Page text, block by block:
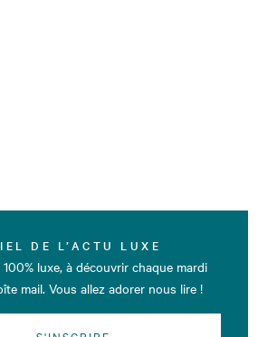
DE L’ACTU LUXE
luxe, à découvrir chaque mardi
mail. Vous allez adorer nous lire !